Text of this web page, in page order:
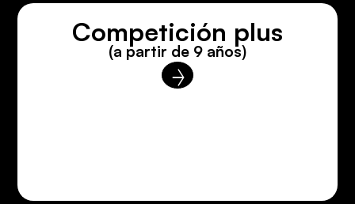
Competición plus
(a partir de 9 años)